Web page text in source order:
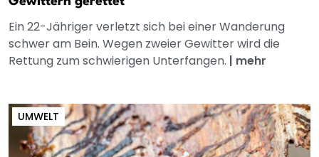
Ein 22-Jähriger verletzt sich bei einer Wanderung
schwer am Bein. Wegen zweier Gewitter wird die
Rettung zum schwierigen Unterfangen. | mehr
UMWELT